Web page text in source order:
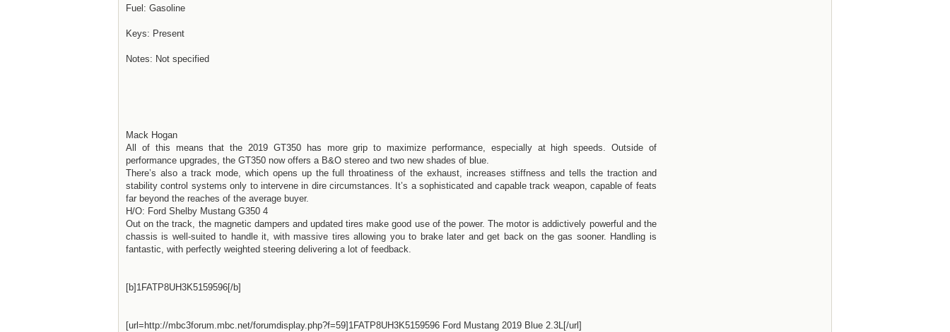
Fuel: Gasoline
Keys: Present
Notes: Not specified
Mack Hogan
All of this means that the 2019 GT350 has more grip to maximize performance, especially at high speeds. Outside of
performance upgrades, the GT350 now offers a B&O stereo and two new shades of blue.
There’s also a track mode, which opens up the full throatiness of the exhaust, increases stiffness and tells the traction and
stability control systems only to intervene in dire circumstances. It’s a sophisticated and capable track weapon, capable of feats
far beyond the reaches of the average buyer.
H/O: Ford Shelby Mustang G350 4
Out on the track, the magnetic dampers and updated tires make good use of the power. The motor is addictively powerful and the
chassis is well-suited to handle it, with massive tires allowing you to brake later and get back on the gas sooner. Handling is
fantastic, with perfectly weighted steering delivering a lot of feedback.
[b]1FATP8UH3K5159596[/b]
[url=http://mbc3forum.mbc.net/forumdisplay.php?f=59]1FATP8UH3K5159596 Ford Mustang 2019 Blue 2.3L[/url]